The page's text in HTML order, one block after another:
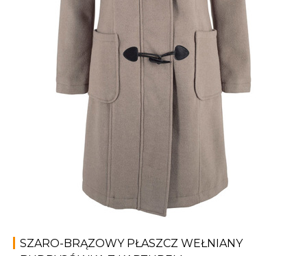
SZARO-BRĄZOWY PŁASZCZ WEŁNIANY